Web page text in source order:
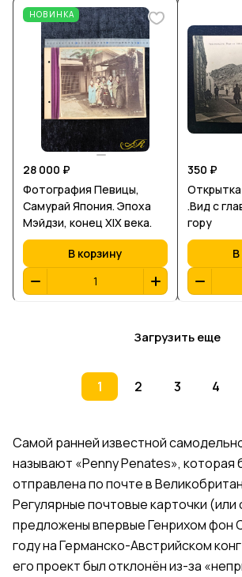
НОВИНКА
28 000 ₽
Фотография Певицы,
Самурай Япония. Эпоха
Мэйдзи, конец XIX века.
В корзину
350 ₽
.Вид с
гору
В
Загрузить еще
1 2 3 4
Самой ранней известной
называют «Penny Penates», которая
отправлена по почте в
Регулярные почтовые карточки (или
предложены впервыеГенрихом фон
году наГерманско-Австрийском
его проект был отклонён из-за